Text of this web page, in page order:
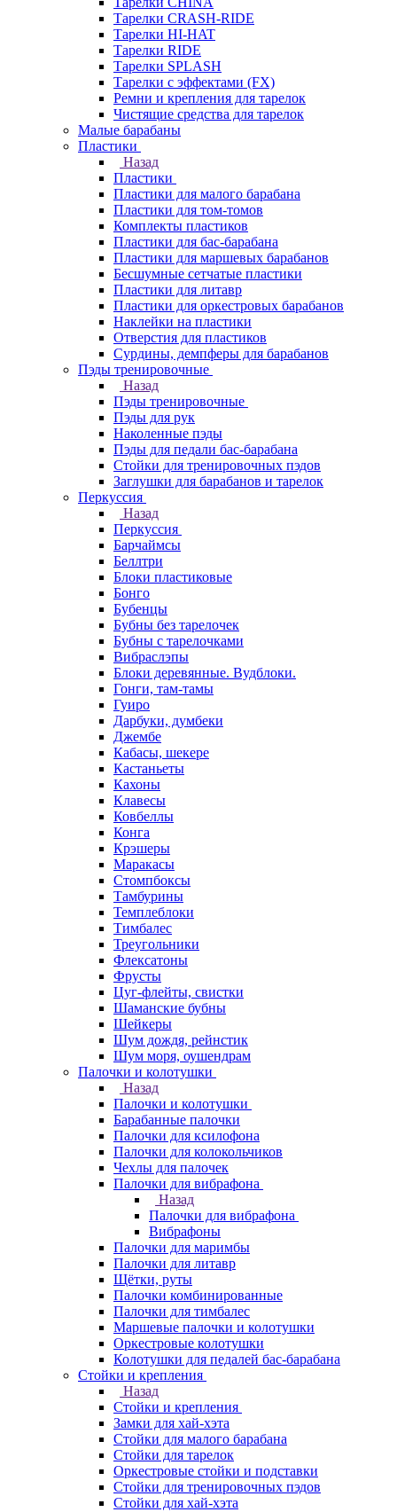
Тарелки CRASH-RIDE
Тарелки HI-HAT
Тарелки RIDE
Тарелки SPLASH
Тарелки с эффектами (FX)
Ремни и крепления для тарелок
Чистящие средства для тарелок
Малые барабаны
Пластики
Назад
Пластики
Пластики для малого барабана
Пластики для том-томов
Комплекты пластиков
Пластики для бас-барабана
Пластики для маршевых барабанов
Бесшумные сетчатые пластики
Пластики для литавр
Пластики для оркестровых барабанов
Наклейки на пластики
Отверстия для пластиков
Сурдины, демпферы для барабанов
Пэды тренировочные
Назад
Пэды тренировочные
Пэды для рук
Наколенные пэды
Пэды для педали бас-барабана
Стойки для тренировочных пэдов
Заглушки для барабанов и тарелок
Перкуссия
Назад
Перкуссия
Барчаймсы
Беллтри
Блоки пластиковые
Бонго
Бубенцы
Бубны без тарелочек
Бубны с тарелочками
Вибраслэпы
Блоки деревянные. Вудблоки.
Гонги, там-тамы
Гуиро
Дарбуки, думбеки
Джембе
Кабасы, шекере
Кастаньеты
Кахоны
Клавесы
Ковбеллы
Конга
Крэшеры
Маракасы
Стомпбоксы
Тамбурины
Темплеблоки
Тимбалес
Треугольники
Флексатоны
Фрусты
Цуг-флейты, свистки
Шаманские бубны
Шейкеры
Шум дождя, рейнстик
Шум моря, оушендрам
Палочки и колотушки
Назад
Палочки и колотушки
Барабанные палочки
Палочки для ксилофона
Палочки для колокольчиков
Чехлы для палочек
Палочки для вибрафона
Назад
Палочки для вибрафона
Вибрафоны
Палочки для маримбы
Палочки для литавр
Щётки, руты
Палочки комбинированные
Палочки для тимбалес
Маршевые палочки и колотушки
Оркестровые колотушки
Колотушки для педалей бас-барабана
Стойки и крепления
Назад
Стойки и крепления
Замки для хай-хэта
Стойки для малого барабана
Стойки для тарелок
Оркестровые стойки и подставки
Стойки для тренировочных пэдов
Стойки для хай-хэта